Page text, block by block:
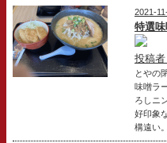
2021-
特選
投稿
とやの
味噌ラ
ろしニ
好印象
構遠い。